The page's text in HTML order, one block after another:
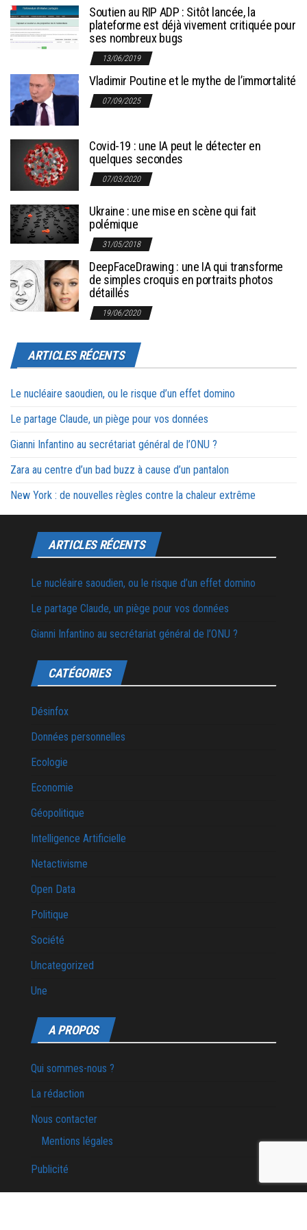
Soutien au RIP ADP : Sitôt lancée, la
plateforme est déjà vivement critiquée pour
ses nombreux bugs
13/06/2019
Vladimir Poutine et le mythe de l’immortalité
07/09/2025
Covid-19 : une IA peut le détecter en
quelques secondes
07/03/2020
Ukraine : une mise en scène qui fait
polémique
31/05/2018
DeepFaceDrawing : une IA qui transforme
de simples croquis en portraits photos
détaillés
19/06/2020
ARTICLES RÉCENTS
Le nucléaire saoudien, ou le risque d’un effet domino
Le partage Claude, un piège pour vos données
Gianni Infantino au secrétariat général de l’ONU ?
Zara au centre d’un bad buzz à cause d’un pantalon
New York : de nouvelles règles contre la chaleur extrême
ARTICLES RÉCENTS
Le nucléaire saoudien, ou le risque d’un effet domino
Le partage Claude, un piège pour vos données
Gianni Infantino au secrétariat général de l’ONU ?
CATÉGORIES
Désinfox
Données personnelles
Ecologie
Economie
Géopolitique
Intelligence Artificielle
Netactivisme
Open Data
Politique
Société
Uncategorized
Une
A PROPOS
Qui sommes-nous ?
La rédaction
Nous contacter
Mentions légales
Publicité